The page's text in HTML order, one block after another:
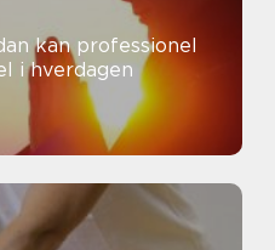
i hverdagen